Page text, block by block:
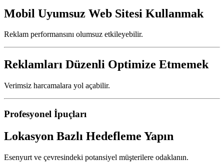
Mobil Uyumsuz Web Sitesi Kullanmak
Reklam performansını olumsuz etkileyebilir.
Reklamları Düzenli Optimize Etmemek
Verimsiz harcamalara yol açabilir.
Profesyonel İpuçları
Lokasyon Bazlı Hedefleme Yapın
Esenyurt ve çevresindeki potansiyel müşterilere odaklanın.